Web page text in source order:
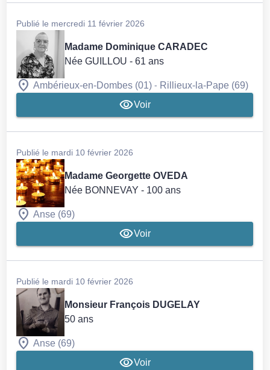
Publié le mercredi 11 février 2026
Madame Dominique CARADEC
Née GUILLOU - 61 ans
Ambérieux-en-Dombes (01) - Rillieux-la-Pape (69)
Voir
Publié le mardi 10 février 2026
Madame Georgette OVEDA
Née BONNEVAY - 100 ans
Anse (69)
Voir
Publié le mardi 10 février 2026
Monsieur François DUGELAY
50 ans
Anse (69)
Voir